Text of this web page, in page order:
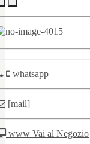
whatsapp
[mail]
www Vai al Negozio